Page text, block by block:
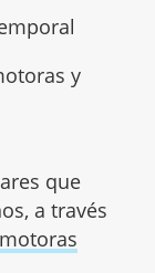
y
que
a través